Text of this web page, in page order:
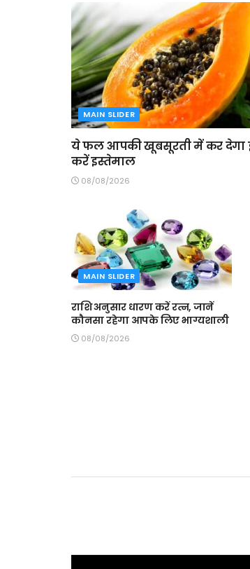
MAIN SLIDER
ये फल आपकी खूबसूरती में कर देगा
करें इस्तेमाल
08/08/2026
MAIN SLIDER
राशि अनुसार धारण करें रत्न, जानें
कौनसा रहेगा आपके लिए भाग्यशाली
08/08/2026